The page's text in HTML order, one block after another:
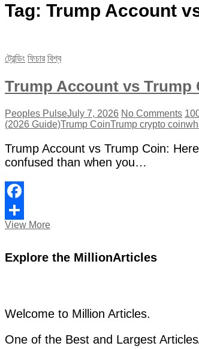
Tag: Trump Account
ট্রেন্ডিং ফিচার বিশ্ব
Trump Account vs Trump
Peoples PulseJuly 7, 2026 No Comments
(2026 Guide)Trump CoinTrump crypto coin
Trump Account vs Trump Coin:
confused than when you…
Facebook
Share
View MoreTrump
Trump
Everyone’s
Googling
Guide)
Explore the MillionArticles
Welcome to Million Articles.
One of the Best and Largest